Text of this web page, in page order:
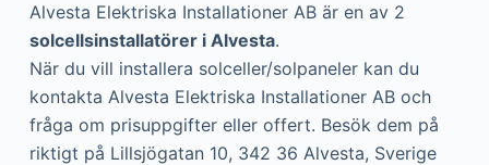
e
n
Alvesta Elektriska Installationer AB är en av 2
solcellsinstallatörer i Alvesta.
När du vill installera solceller/solpaneler kan du
kontakta Alvesta Elektriska Installationer AB och
fråga om prisuppgifter eller offert. Besök dem på
riktigt på Lillsjögatan 10, 342 36 Alvesta, Sverige